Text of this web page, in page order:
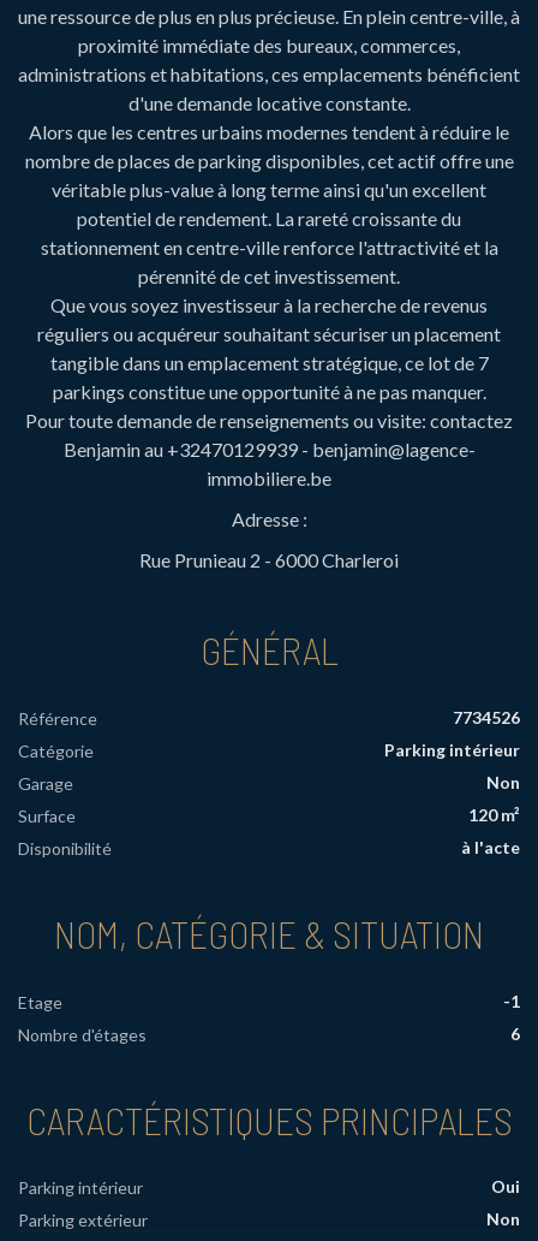
une ressource de plus en plus précieuse. En plein centre-ville, à
proximité immédiate des bureaux, commerces,
administrations et habitations, ces emplacements bénéficient
d'une demande locative constante.
Alors que les centres urbains modernes tendent à réduire le
nombre de places de parking disponibles, cet actif offre une
véritable plus-value à long terme ainsi qu'un excellent
potentiel de rendement. La rareté croissante du
stationnement en centre-ville renforce l'attractivité et la
pérennité de cet investissement.
Que vous soyez investisseur à la recherche de revenus
réguliers ou acquéreur souhaitant sécuriser un placement
tangible dans un emplacement stratégique, ce lot de 7
parkings constitue une opportunité à ne pas manquer.
Pour toute demande de renseignements ou visite: contactez
Benjamin au +32470129939 - benjamin@lagence-
immobiliere.be
Adresse :
Rue Prunieau 2 - 6000 Charleroi
GÉNÉRAL
Référence
7734526
Catégorie
Parking intérieur
Garage
Non
Surface
120 m²
Disponibilité
à l'acte
NOM, CATÉGORIE & SITUATION
Etage
-1
Nombre d'étages
6
CARACTÉRISTIQUES PRINCIPALES
Parking intérieur
Oui
Parking extérieur
Non